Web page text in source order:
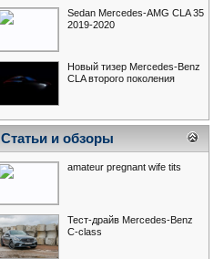
Sedan Mercedes-AMG CLA 35
2019-2020
Новый тизер Mercedes-Benz
CLA второго поколения
Статьи и обзоры
amateur pregnant wife tits
Тест-драйв Mercedes-Benz
С-class